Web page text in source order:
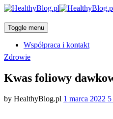
Toggle menu
Współpraca i kontakt
Categories
Zdrowie
Kwas foliowy
by HealthyBlog.pl Posted
1 marca 2022